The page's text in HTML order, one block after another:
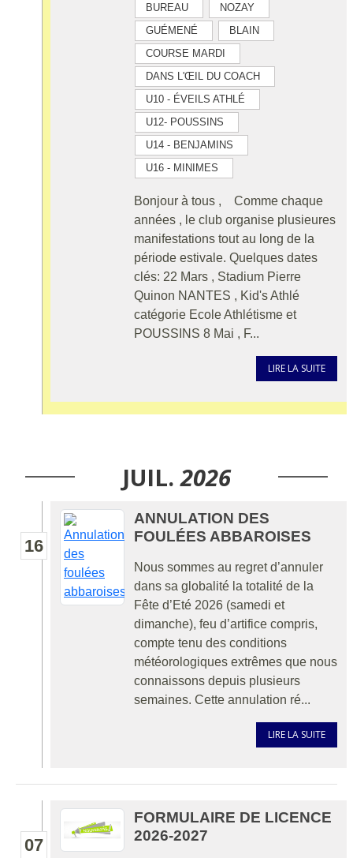
BUREAU
NOZAY
GUÉMENÉ
BLAIN
COURSE MARDI
DANS L'ŒIL DU COACH
U10 - ÉVEILS ATHLÉ
U12- POUSSINS
U14 - BENJAMINS
U16 - MINIMES
Bonjour à tous , Comme chaque
années , le club organise plusieures
manifestations tout au long de la
période estivale. Quelques dates
clés: 22 Mars , Stadium Pierre
Quinon NANTES , Kid's Athlé
catégorie Ecole Athlétisme et
POUSSINS 8 Mai , F...
LIRE LA SUITE
JUIL. 2026
16
ANNULATION DES
FOULÉES ABBAROISES
Nous sommes au regret d’annuler
dans sa globalité la totalité de la
Fête d’Eté 2026 (samedi et
dimanche), feu d’artifice compris,
compte tenu des conditions
météorologiques extrêmes que nous
connaissons depuis plusieurs
semaines. Cette annulation ré...
LIRE LA SUITE
07
FORMULAIRE DE LICENCE
2026-2027